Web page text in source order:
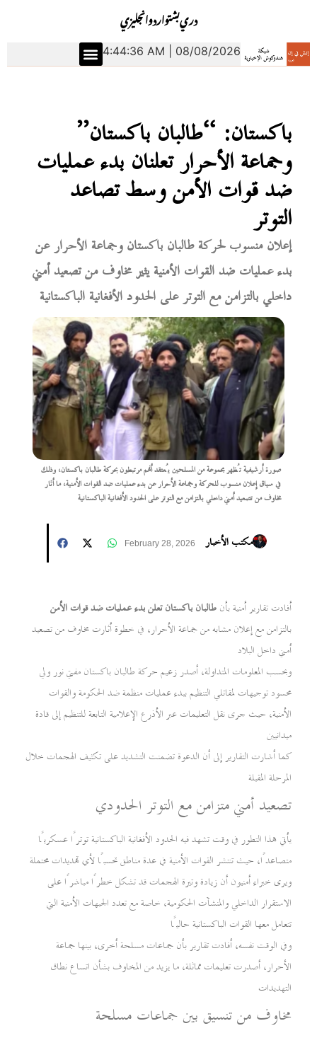
انجليزياردوبشتودري
4:44:37 AM | 08/08/2026
باكستان: “طالبان باكستان”
وجماعة الأحرار تعلنان بدء عمليات
ضد قوات الأمن وسط تصاعد
التوتر
إعلان منسوب لحركة طالبان باكستان وجماعة الأحرار عن
بدء عمليات ضد القوات الأمنية يثير مخاوف من تصعيد أمني
داخلي بالتزامن مع التوتر على الحدود الأفغانية الباكستانية
صورة أرشيفية تُظهر مجموعة من المسلحين يُعتقد أنهم مرتبطون بحركة طالبان باكستان، وذلك
في سياق إعلان منسوب للحركة وجماعة الأحرار عن بدء عمليات ضد القوات الأمنية، ما أثار
مخاوف من تصعيد أمني داخلي بالتزامن مع التوتر على الحدود الأفغانية الباكستانية
مكتب الأخبار February 28, 2026
أفادت تقارير أمنية بأنطالبان باكستان تعلن بدء عمليات ضد قوات الأمن
بالتزامن مع إعلان مشابه من جماعة الأحرار، في خطوة أثارت مخاوف من تصعيد
أمني داخل البلاد
وبحسب المعلومات المتداولة، أصدر زعيم حركة طالبان باكستان مفتي نور ولي
محسود توجيهات لمقاتلي التنظيم ببدء عمليات منظمة ضد الحكومة والقوات
الأمنية، حيث جرى نقل التعليمات عبر الأذرع الإعلامية التابعة للتنظيم إلى قادة
ميدانيين
كما أشارت التقارير إلى أن الدعوة تضمنت التشديد على تكثيف الهجمات خلال
المرحلة المقبلة
تصعيد أمني متزامن مع التوتر الحدودي
يأتي هذا التطور في وقت تشهد فيه الحدود الأفغانية الباكستانية توترًا عسكريًا
متصاعدًا، حيث تنتشر القوات الأمنية في عدة مناطق تحسبًا لأي تهديدات محتملة
ويرى خبراء أمنيون أن زيادة وتيرة الهجمات قد تشكل خطرًا مباشرًا على
الاستقرار الداخلي والمنشآت الحكومية، خاصة مع تعدد الجبهات الأمنية التي
تتعامل معها القوات الباكستانية حاليًا
وفي الوقت نفسه، أفادت تقارير بأن جماعات مسلحة أخرى، بينها جماعة
الأحرار، أصدرت تعليمات مماثلة، ما يزيد من المخاوف بشأن اتساع نطاق
التهديدات
مخاوف من تنسيق بين جماعات مسلحة